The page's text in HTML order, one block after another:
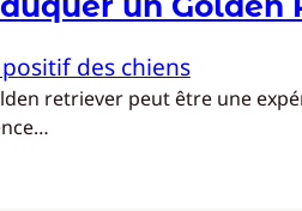
des chiens
retriever peut être une